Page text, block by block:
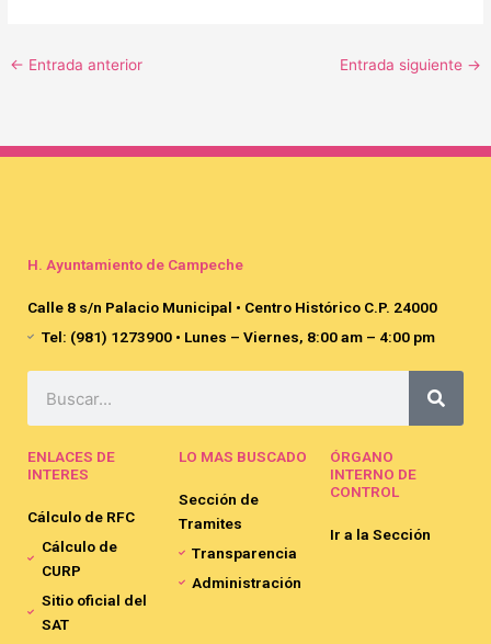
← Entrada anterior Entrada siguiente →
H. Ayuntamiento de Campeche
Calle 8 s/n Palacio Municipal • Centro Histórico C.P. 24000
Tel: (981) 1273900 • Lunes – Viernes, 8:00 am – 4:00 pm
ENLACES DE
INTERES
Cálculo de RFC
Cálculo de
CURP
Sitio oficial del
SAT
LO MAS BUSCADO
Sección de
Tramites
Transparencia
Administración
ÓRGANO
INTERNO DE
CONTROL
Ir a la Sección